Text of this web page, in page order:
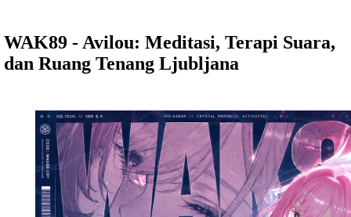
WAK89 - Avilou: Meditasi, Terapi Suara,
dan Ruang Tenang Ljubljana